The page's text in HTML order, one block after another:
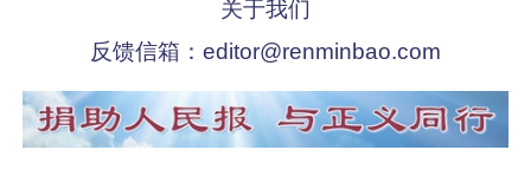
关于我们
反馈信箱： editor@renminbao.com